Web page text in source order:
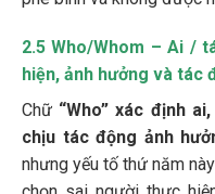
2.5 Who/Whom – Ai /
hiện, ảnh hưởng và tác
Chữ “Who” xác định
chịu tác động ảnh
nhưng yếu tố thứ năm